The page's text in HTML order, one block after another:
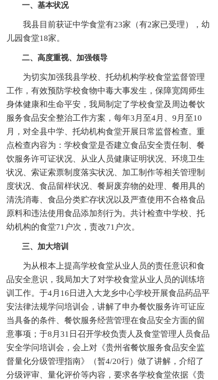
一、基本状况
我县目前获证中学食堂有23家（有2家已受理），幼
儿园食堂18家。
二、高度重视、加强领导
为切实加强我县学校、托幼机构学校食堂监督管理
工作，有效预防学校食物中毒大事发生，保障宽阔师生
身体健康和生命平安，我局制定了学校食堂及周边餐饮
服务食品安全整治工作方案，每年3月至4月、9月至10
月，对全县中学、托幼机构食堂开展日常监督检查。重
点检查内容为：学校食堂是否建立食品安全责任制、餐
饮服务许可证状况、从业人员健康证明状况、环境卫生
状况、索证索票制度落实状况、加工制作等相关管理制
度状况、食品留样状况、餐厨废弃物的处理、餐用具的
清洗消毒、食品分类贮存状况以及严查使用不合格食品
原料和违法使用食品添加剂行为。共计检查中学校、托
幼机构的食堂71户次，责改71户次。
三、加大培训
为从根本上提高学校食堂从业人员的责任意识和食
品安全意识，我局加大了对学校食堂从业人员的训练培
训工作。于4月16日进入大龙乡中心学校开展食品药品平
安法律法规学问培训会，讲解了申办餐饮服务许可证应
当具备的条件、餐饮服务经营管理在食品安全方面的留
意事项；于8月31日召开学校负责人及食堂管理人员食品
安全学问培训会，会上对《贵州省餐饮服务食品安全监
督量化分级管理指南》（暂4/20行）做了讲解，介绍了
分级评审、量化评价等内容，要求各学校食堂依据《贵